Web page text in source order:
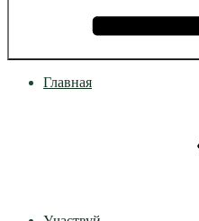
Главная